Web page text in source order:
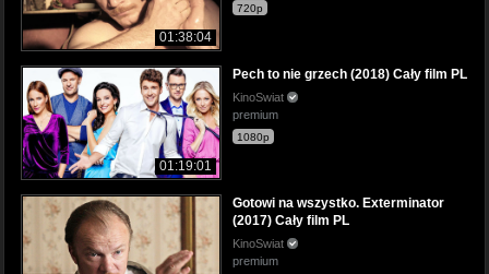
01:38:04
720p
01:19:01
Pech to nie grzech (2018) Cały film PL
KinoSwiat
premium
1080p
Gotowi na wszystko. Exterminator
(2017) Cały film PL
KinoSwiat
premium